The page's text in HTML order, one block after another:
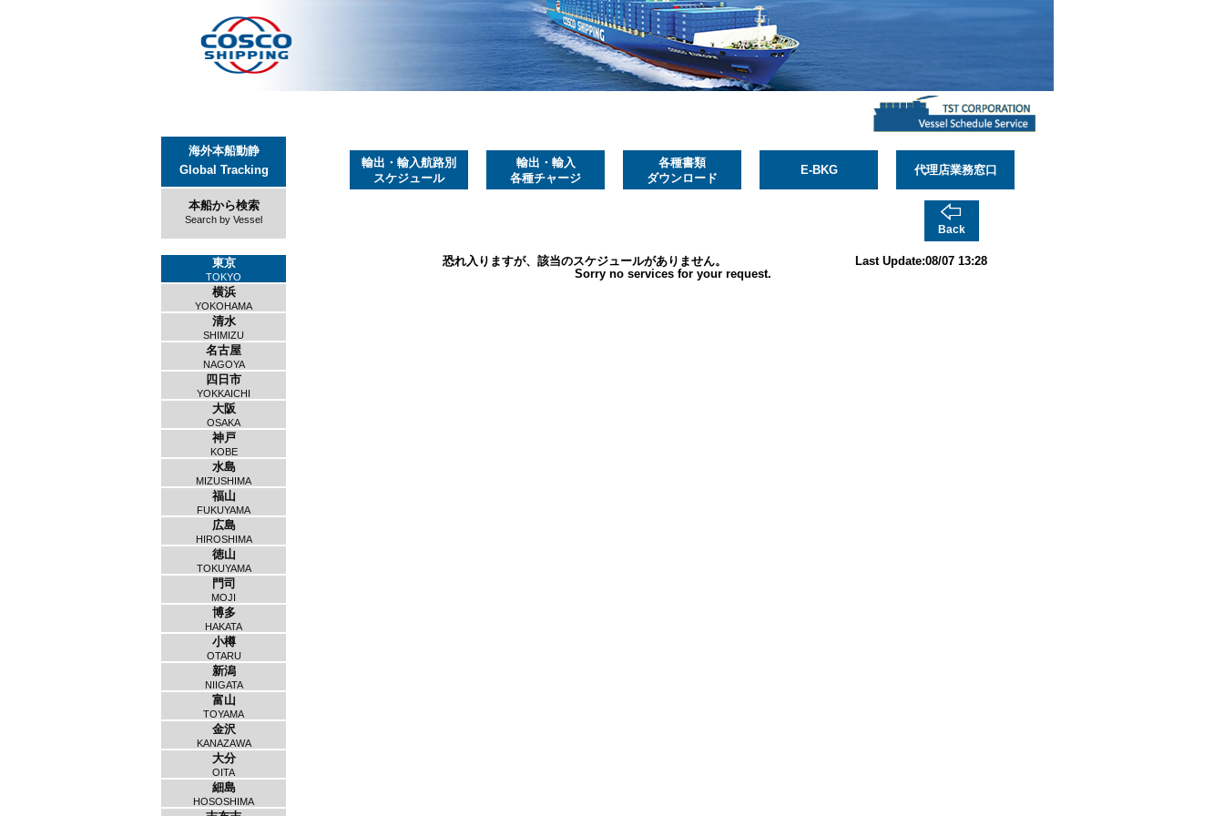
海外本船動静
Global Tracking
本船から検索
Search by Vessel
東京
TOKYO
横浜
YOKOHAMA
清水
SHIMIZU
名古屋
NAGOYA
四日市
YOKKAICHI
大阪
OSAKA
神戸
KOBE
水島
MIZUSHIMA
福山
FUKUYAMA
広島
HIROSHIMA
徳山
TOKUYAMA
門司
MOJI
博多
HAKATA
小樽
OTARU
新潟
NIIGATA
富山
TOYAMA
金沢
KANAZAWA
大分
OITA
細島
HOSOSHIMA
輸出・輸入航路別
スケジュール
輸出・輸入
各種チャージ
各種書類
ダウンロード
E-BKG 代理店業務窓口
Back
Last Update:08/07 13:28
恐れ入りますが、該当のスケジュールがありません。
Sorry no services for your request.